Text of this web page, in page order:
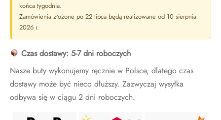
końca tygodnia.
Zamówienia złożone po 22 lipca będą realizowane od 10 sierpnia
2026 r.
Czas dostawy: 5-7 dni roboczych
Nasze buty wykonujemy ręcznie w Polsce, dlatego czas
dostawy może być nieco dłuższy. Zazwyczaj wysyłka
odbywa się w ciągu 2 dni roboczych.